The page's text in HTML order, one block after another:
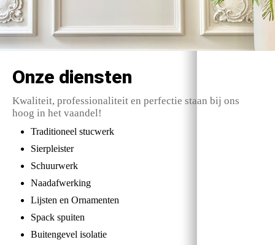
Onze diensten
Kwaliteit, professionaliteit en perfectie staan bij ons
hoog in het vaandel!
Traditioneel stucwerk
Sierpleister
Schuurwerk
Naadafwerking
Lijsten en Ornamenten
Spack spuiten
Buitengevel isolatie